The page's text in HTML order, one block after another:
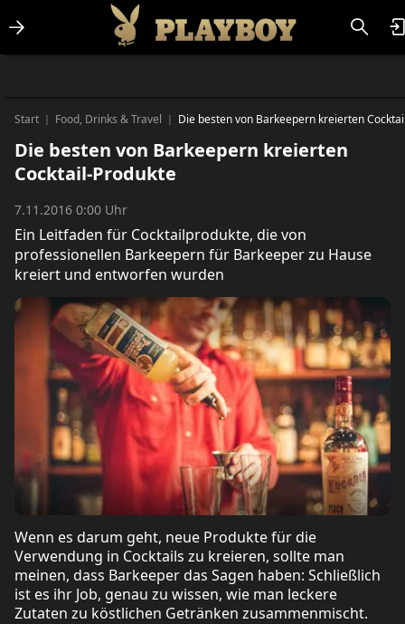
Start | Food, Drinks & Travel | Die besten von Barkeepern kreierten
Die besten von Barkeepern kreierten
Cocktail-Produkte
7.11.2016 0:00 Uhr
Ein Leitfaden für Cocktailprodukte, die von
professionellen Barkeepern für Barkeeper zu Hause
kreiert und entworfen wurden
Wenn es darum geht, neue Produkte für die
Verwendung in Cocktails zu kreieren, sollte man
meinen, dass Barkeeper das Sagen haben: Schließlich
ist es ihr Job, genau zu wissen, wie man leckere
Zutaten zu köstlichen Getränken zusammenmischt.